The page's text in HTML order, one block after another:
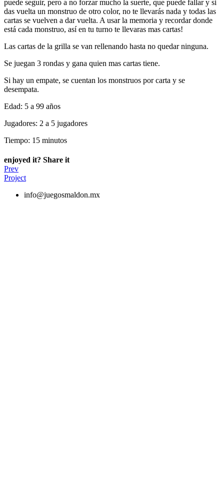
puede seguir, pero a no forzar mucho la suerte, que puede fallar y si
das vuelta un monstruo de otro color, no te llevarás nada y todas las
cartas se vuelven a dar vuelta. A usar la memoria y recordar donde
está cada monstruo, así en tu turno te llevaras mas cartas!
Las cartas de la grilla se van rellenando hasta no quedar ninguna.
Se juegan 3 rondas y gana quien mas cartas tiene.
Si hay un empate, se cuentan los monstruos por carta y se
desempata.
Edad: 5 a 99 años
Jugadores: 2 a 5 jugadores
Tiempo: 15 minutos
enjoyed it? Share it
Prev
Project
info@juegosmaldon.mx